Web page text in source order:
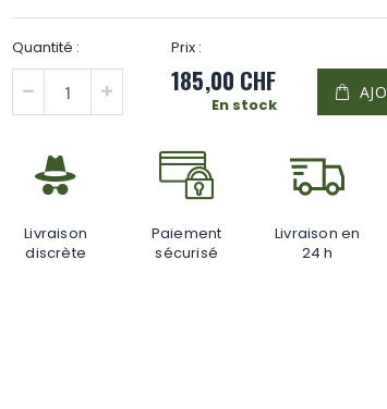
185,00 CHF
En stock
Livraison
discrète
Paiement
sécurisé
Livraison en
24 h